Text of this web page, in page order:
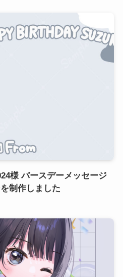
様 バースデーメッセージ
制作しました